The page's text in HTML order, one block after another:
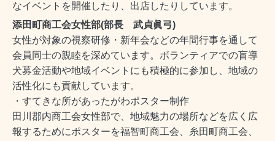
なイベントを開催したり、出店したりしています。
添田町商工会女性部(部長 武貞眞弓)
女性が対象の視察研修・新年会などの年間行事を通して
会員同士の親睦を深めています。 ボランティアでの盲導
犬募金活動や地域イベントにも積極的に参加し、 地域の
活性化にも貢献しています。
・すてきな所があったがわポスター制作
田川郡内商工会女性部で、地域魅力の場所などを広く広
報するためにポスターを福智町商工会、糸田町商工会、